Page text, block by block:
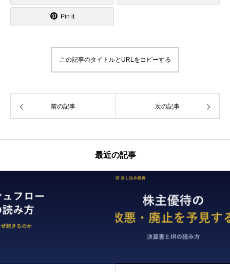
Pin it
この記事のタイトルとURLをコピーする
前の記事 次の記事
最近の記事